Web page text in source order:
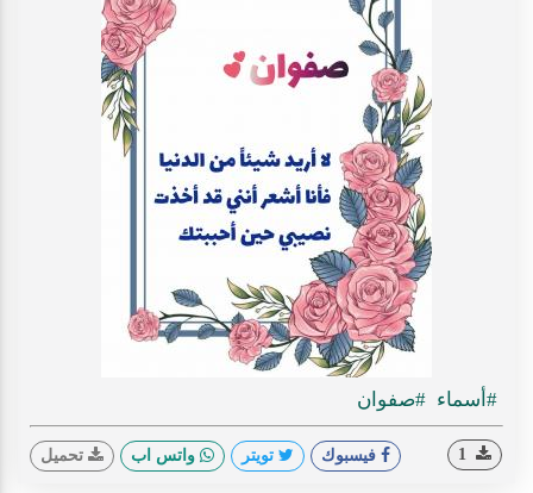
#أسماء #صفوان
فيسبوك تويتر واتس اب تحميل